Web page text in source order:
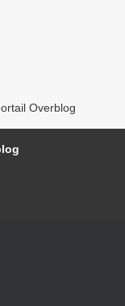
Overblog